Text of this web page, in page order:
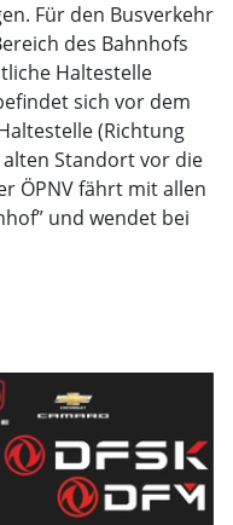
Für den Busverkehr
des Bahnhofs
Haltestelle
sich vor dem
(Richtung
Standort vor die
ÖPNV fährt mit allen
und wendet bei